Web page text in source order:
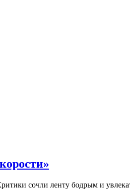
сочли ленту бодрым и